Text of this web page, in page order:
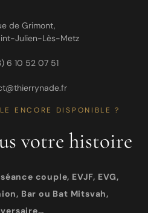
de Grimont,
Julien-Lès-Metz
6 10 52 07 51
ENCORE DISPONIBLE ?
votre histoire
couple, EVJF, EVG,
Bar ou Bat Mitsvah,